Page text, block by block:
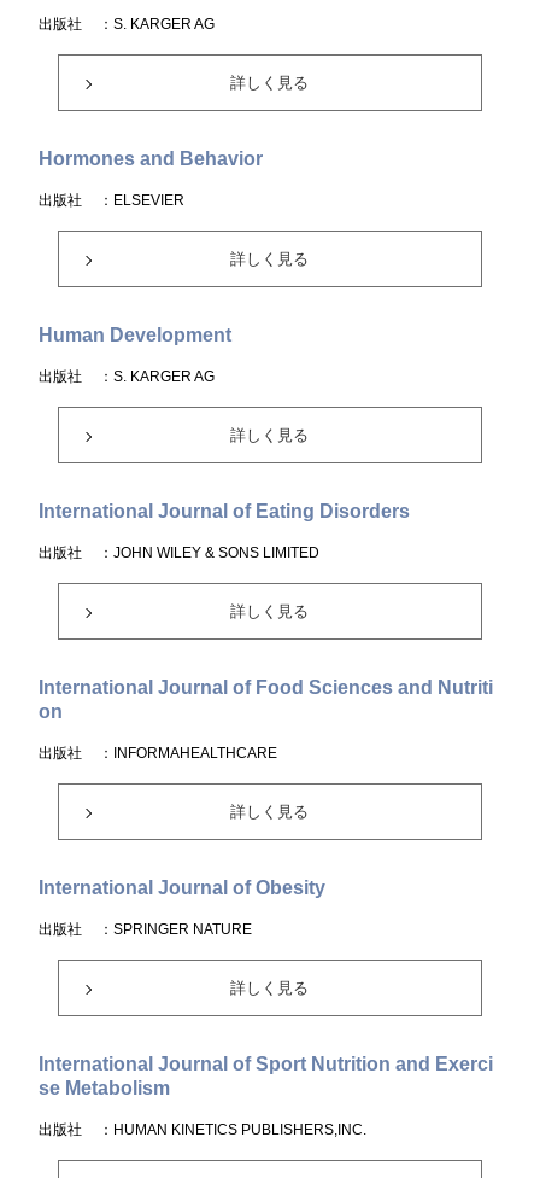
出版社 ：S. KARGER AG
詳しく見る
Hormones and Behavior
出版社 ：ELSEVIER
詳しく見る
Human Development
出版社 ：S. KARGER AG
詳しく見る
International Journal of Eating Disorders
出版社 ：JOHN WILEY & SONS LIMITED
詳しく見る
International Journal of Food Sciences and Nutriti
on
出版社 ：INFORMAHEALTHCARE
詳しく見る
International Journal of Obesity
出版社 ：SPRINGER NATURE
詳しく見る
International Journal of Sport Nutrition and Exerci
se Metabolism
出版社 ：HUMAN KINETICS PUBLISHERS,INC.